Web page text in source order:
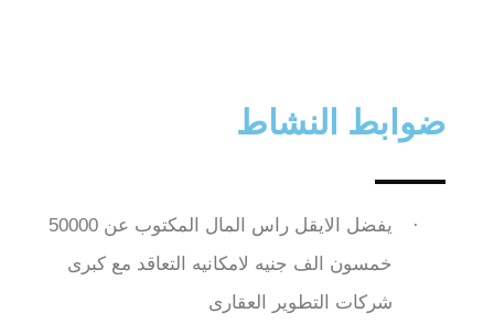
ضوابط النشاط ​
·
يفضل الايقل راس المال المكتوب عن 50000
خمسون الف جنيه لامكانيه التعاقد مع كبرى
شركات التطوير العقارى